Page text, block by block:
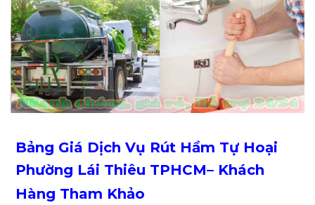
Bảng Giá Dịch Vụ Rút Hầm Tự Hoại
Phường Lái Thiêu TPHCM– Khách
Hàng Tham Khảo